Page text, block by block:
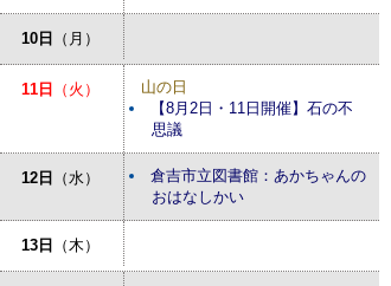
10日 （月）
11日 （火）
山の日
【8月2日・11日開催】石の不
思議
12日 （水）
倉吉市立図書館：あかちゃんの
おはなしかい
13日 （木）